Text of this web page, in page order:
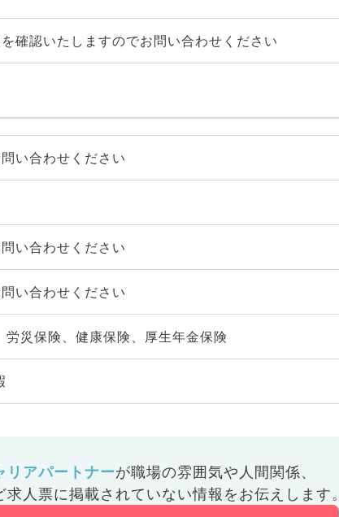
確認いたしますのでお問い合わせください
い合わせください
い合わせください
い合わせください
労災保険、健康保険、厚生年金保険
リアパートナーが職場の雰囲気や人間関係、
求人票に掲載されていない情報をお伝えします。